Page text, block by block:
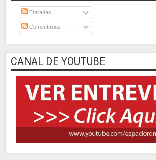
Entradas
Comentarios
CANAL DE YOUTUBE